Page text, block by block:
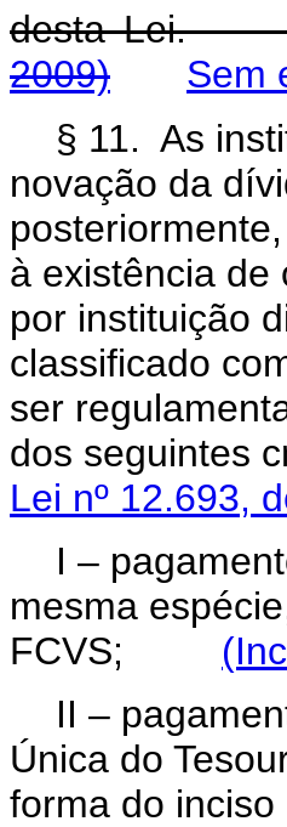
desta
2009)
Sem
§ 11. As
novação da
à existência de
por instituição
classificado
ser
dos
Lei nº 12.693,
I –
mesma
FCVS;
II –
Única do
forma do